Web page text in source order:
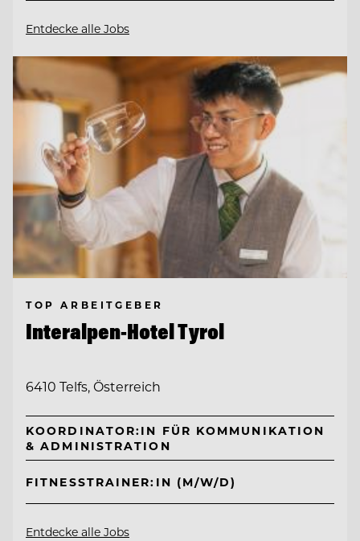
Entdecke alle Jobs
TOP ARBEITGEBER
Interalpen-Hotel Tyrol
6410 Telfs, Österreich
KOORDINATOR:IN FÜR KOMMUNIKATION
& ADMINISTRATION
FITNESSTRAINER:IN (M/W/D)
Entdecke alle Jobs